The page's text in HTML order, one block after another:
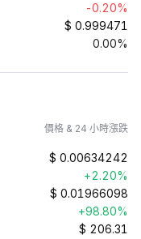
-0.20%
$ 0.999471
0.00%
價格 & 24 小時漲跌
$ 0.00634242
+2.20%
$ 0.01966098
+98.80%
$ 206.31